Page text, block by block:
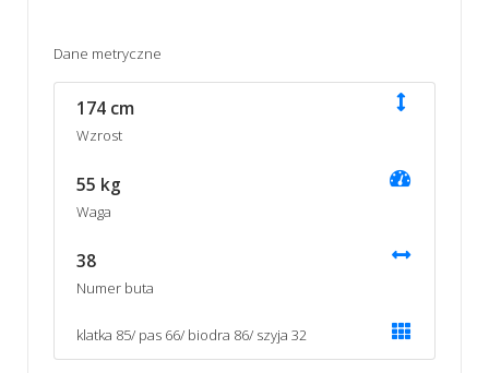
Dane metryczne
174 cm
Wzrost
55 kg
Waga
38
Numer buta
klatka 85/ pas 66/ biodra 86/ szyja 32